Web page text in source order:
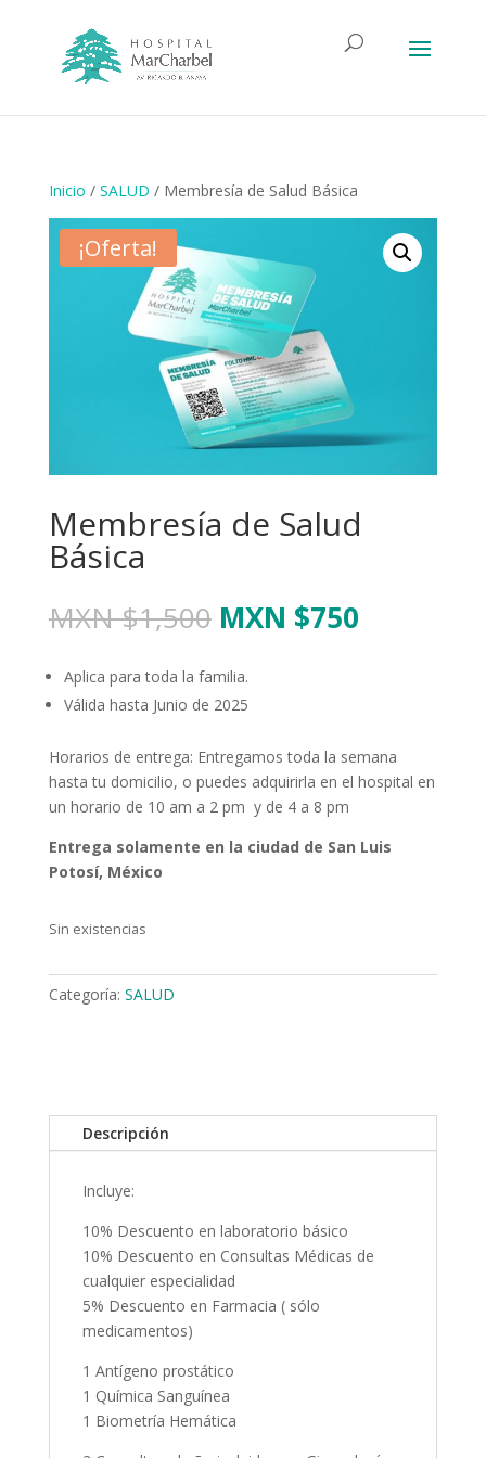
Inicio / SALUD / Membresía de Salud Básica
¡Oferta!
Membresía de Salud
Básica
MXN $1,500 El
precio
original
era:
MXN
$1,500.
MXN $750El
Aplica para toda la familia.
Válida hasta Junio de 2025
Horarios de entrega: Entregamos toda la semana
hasta tu domicilio, o puedes adquirirla en el hospital en
un horario de 10 am a 2 pm y de 4 a 8 pm
Entrega solamente en la ciudad de San Luis
Potosí, México
Sin existencias
Categoría: SALUD
Descripción
Incluye:
10% Descuento en laboratorio básico
10% Descuento en Consultas Médicas de
cualquier especialidad
5% Descuento en Farmacia ( sólo
medicamentos)
1 Antígeno prostático
1 Química Sanguínea
1 Biometría Hemática